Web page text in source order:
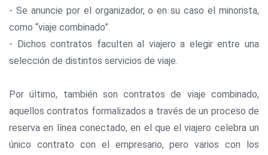
- Se anuncie por el organizador, o en su caso el minorista,
como “viaje combinado”.
- Dichos contratos faculten al viajero a elegir entre una
selección de distintos servicios de viaje.
Por último, también son contratos de viaje combinado,
aquellos contratos formalizados a través de un proceso de
reserva en línea conectado, en el que el viajero celebra un
único contrato con el empresario, pero varios con los